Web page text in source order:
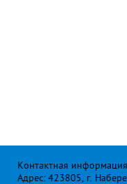
Контактная
Адрес: 423805, г.